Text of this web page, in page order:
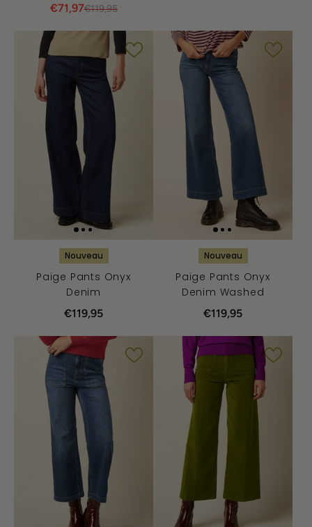
€71,97€119,95
Nouveau
Paige Pants Onyx
Denim
€119,95
Nouveau
Paige Pants Onyx
Denim Washed
€119,95